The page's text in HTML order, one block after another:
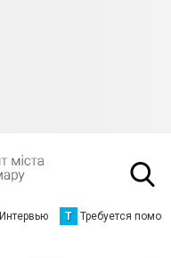
Интервью Т Требуется